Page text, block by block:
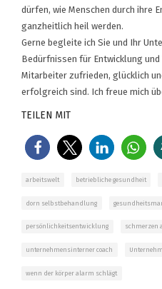
dürfen, wie Menschen durch ihre
ganzheitlich heil werden.
Gerne begleite ich Sie und Ihr
Bedürfnissen für Entwicklung
Mitarbeiter zufrieden, glücklich
erfolgreich sind. Ich freue mich
TEILEN MIT
arbeitswelt betriebliche gesundheit
dorn selbstbehandlung
persönlichkeitsentwicklung schmerzen
unternehmensinterner coach
wenn der körper alarm schlägt